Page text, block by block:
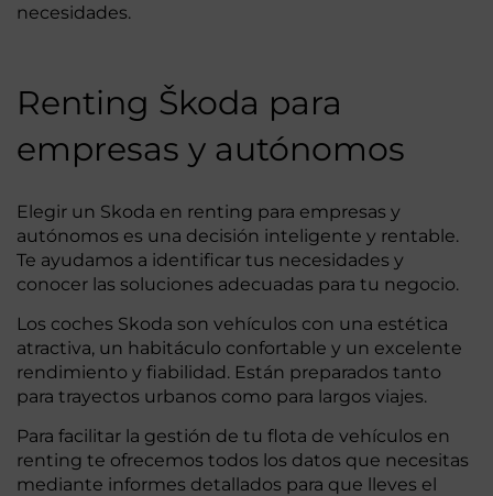
necesidades.
Renting Škoda para
empresas y autónomos
Elegir un Skoda en renting para empresas y
autónomos es una decisión inteligente y rentable.
Te ayudamos a identificar tus necesidades y
conocer las soluciones adecuadas para tu negocio.
Los coches Skoda son vehículos con una estética
atractiva, un habitáculo confortable y un excelente
rendimiento y fiabilidad. Están preparados tanto
para trayectos urbanos como para largos viajes.
Para facilitar la gestión de tu flota de vehículos en
renting te ofrecemos todos los datos que necesitas
mediante informes detallados para que lleves el